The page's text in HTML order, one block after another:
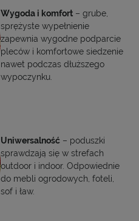
Wygoda i komfort – grube,
sprężyste wypełnienie
zapewnia wygodne podparcie
pleców i komfortowe siedzenie
nawet podczas dłuższego
wypoczynku.
Uniwersalność – poduszki
sprawdzają się w strefach
outdoor i indoor. Odpowiednie
do mebli ogrodowych, foteli,
sof i ław.